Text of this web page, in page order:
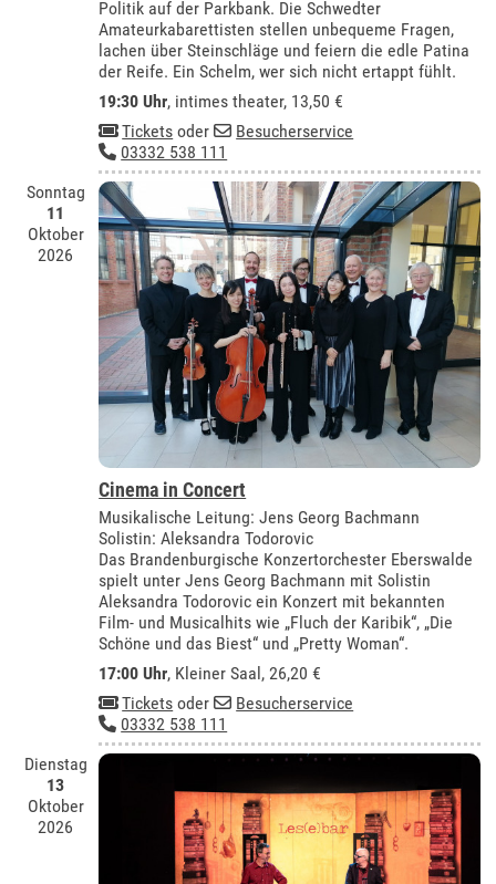
Politik auf der Parkbank. Die Schwedter
Amateurkabarettisten stellen unbequeme Fragen,
lachen über Steinschläge und feiern die edle Patina
der Reife. Ein Schelm, wer sich nicht ertappt fühlt.
19:30 Uhr, intimes theater, 13,50 €
Tickets oder
Besucherservice
03332 538 111
Sonntag
11
Oktober
2026
Cinema in Concert
Musikalische Leitung: Jens Georg Bachmann
Solistin: Aleksandra Todorovic
Das Brandenburgische Konzertorchester Eberswalde
spielt unter Jens Georg Bachmann mit Solistin
Aleksandra Todorovic ein Konzert mit bekannten
Film- und Musicalhits wie „Fluch der Karibik“, „Die
Schöne und das Biest“ und „Pretty Woman“.
17:00 Uhr, Kleiner Saal, 26,20 €
Tickets oder
Besucherservice
03332 538 111
Dienstag
13
Oktober
2026